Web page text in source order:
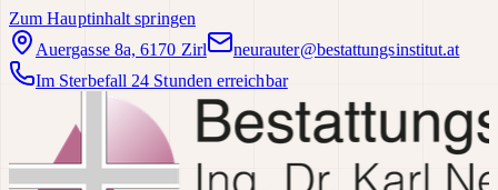
Zum Hauptinhalt springen
Auergasse 8a, 6170 Zirl
neurauter@bestattungsinstitut.at
Im Sterbefall 24 Stunden erreichbar